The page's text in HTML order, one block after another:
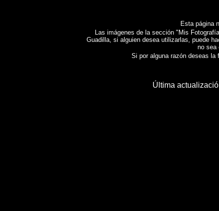
Esta página
Las imágenes de la sección "Mis
Guadilla, si alguien desea utilizarlas, puede
no sea
Si por alguna razón deseas
Última